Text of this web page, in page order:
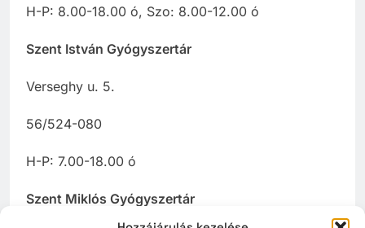
H-P: 8.00-18.00 ó, Szo: 8.00-12.00 ó
Szent István Gyógyszertár
Verseghy u. 5.
56/524-080
H-P: 7.00-18.00 ó
Szent Miklós Gyógyszertár